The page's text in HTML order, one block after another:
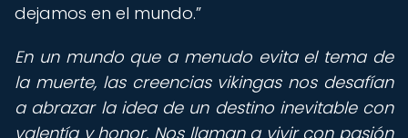
dejamos en el mundo.
En un mundo que a menudo evita el tema de
la muerte, las creencias vikingas nos desafían
a abrazar la idea de un destino inevitable con
valentía y honor. Nos llaman a vivir con pasión